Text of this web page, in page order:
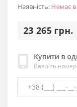
Наявність: Немає в
23 265 грн.
Купити в
Введіть